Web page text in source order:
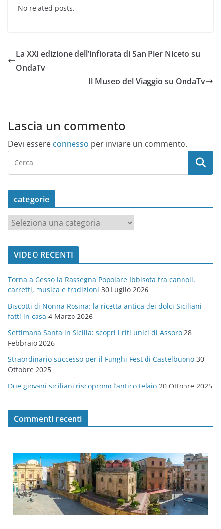
No related posts.
La XXI edizione dell’infiorata di San Pier Niceto su
OndaTv
Il Museo del Viaggio su OndaTv
Lascia un commento
Devi essere connesso per inviare un commento.
categorie
a
t
o
r
i
e
VIDEO RECENTI
Torna a Gesso la Rassegna Popolare Ibbisota tra cannoli,
carretti, musica e tradizioni 30 Luglio 2026
Biscotti di Nonna Rosina: la ricetta antica dei dolci Siciliani
fatti in casa 4 Marzo 2026
Settimana Santa in Sicilia: scopri i riti unici di Assoro 28
Febbraio 2026
Straordinario successo per il Funghi Fest di Castelbuono 30
Ottobre 2025
Due giovani siciliani riscoprono l’antico telaio 20 Ottobre 2025
Commenti recenti